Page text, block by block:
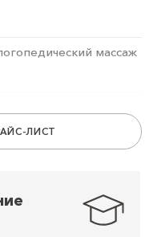
массаж
ЛИСТ